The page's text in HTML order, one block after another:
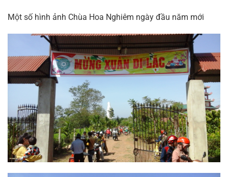
Một số hình ảnh Chùa Hoa Nghiêm ngày đầu năm mới